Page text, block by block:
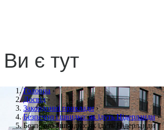
Ви є тут
Головна ›
Досвід›
Закордонні приклади›
Безпечно і швидко: як їдуть Нідерланди›
Безпечно і швидко: як їдуть Нідерланди